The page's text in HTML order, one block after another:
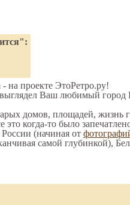
на проекте ЭтоРетро.ру!
Ваш любимый
домов, площадей, жизнь
когда-то было
(начиная от
самой глубинкой),